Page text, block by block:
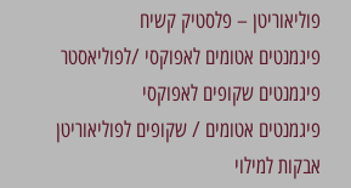
פוליאוריטן – פלסטיק קשיח
פיגמנטים אטומים לאפוקסי /לפוליאסטר
פיגמנטים שקופים לאפוקסי
פיגמנטים אטומים / שקופים לפוליאוריטן
אבקות למילוי